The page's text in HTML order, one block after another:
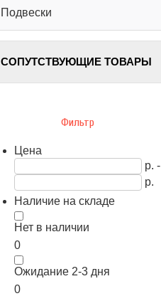
Подвески
СОПУТСТВУЮЩИЕ ТОВАРЫ
Фильтр
Цена
р. -
р.
Наличие на складе
Нет в наличии
0
Ожидание 2-3 дня
0